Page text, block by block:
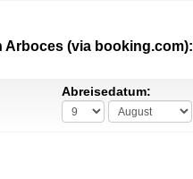
(via booking.com):
Abreisedatum: